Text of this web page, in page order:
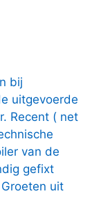
bij
uitgevoerde
Recent ( net
van de
gefixt
uit